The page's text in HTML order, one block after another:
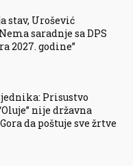
stav, Urošević
saradnje sa DPS
2027. godine”
Prisustvo
nije državna
da poštuje sve žrtve